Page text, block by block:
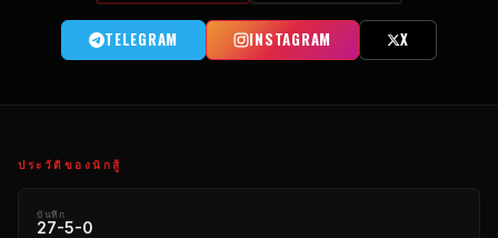
TELEGRAM INSTAGRAM X
ประวัติของนักสู้
บันทึก
27-5-0